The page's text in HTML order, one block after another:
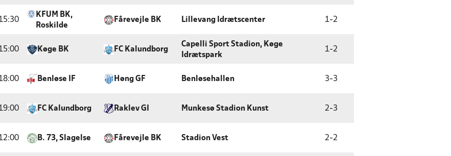
KFUM BK,
Roskilde
Fårevejle BK Lillevang Idrætscenter 1-2
Køge BK FC Kalundborg
Capelli Sport Stadion, Køge
Idrætspark
1-2
Benløse IF Høng GF Benløsehallen 3-3
FC Kalundborg Raklev GI Munkesø Stadion Kunst 2-3
B. 73, Slagelse Fårevejle BK Stadion Vest 2-2